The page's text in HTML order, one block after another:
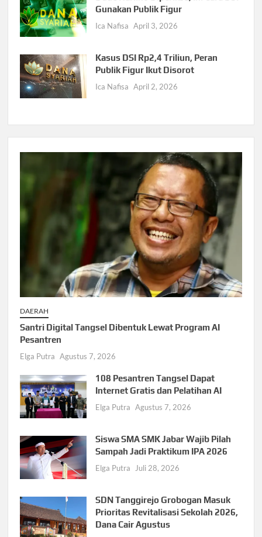
Gunakan Publik Figur
Ica Nafisa April 3, 2026
Kasus DSI Rp2,4 Triliun, Peran
Publik Figur Ikut Disorot
Ica Nafisa April 2, 2026
DAERAH
Santri Digital Tangsel Dibentuk Lewat Program AI
Pesantren
Elga Putra Agustus 7, 2026
108 Pesantren Tangsel Dapat
Internet Gratis dan Pelatihan AI
Elga Putra Agustus 7, 2026
Siswa SMA SMK Jabar Wajib Pilah
Sampah Jadi Praktikum IPA 2026
Elga Putra Juli 28, 2026
SDN Tanggirejo Grobogan Masuk
Prioritas Revitalisasi Sekolah 2026,
Dana Cair Agustus